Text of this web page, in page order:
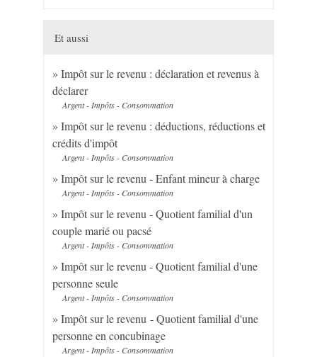
Et aussi
Impôt sur le revenu : déclaration et revenus à
déclarer
Argent - Impôts - Consommation
Impôt sur le revenu : déductions, réductions et
crédits d'impôt
Argent - Impôts - Consommation
Impôt sur le revenu - Enfant mineur à charge
Argent - Impôts - Consommation
Impôt sur le revenu - Quotient familial d'un
couple marié ou pacsé
Argent - Impôts - Consommation
Impôt sur le revenu - Quotient familial d'une
personne seule
Argent - Impôts - Consommation
Impôt sur le revenu - Quotient familial d'une
personne en concubinage
Argent - Impôts - Consommation